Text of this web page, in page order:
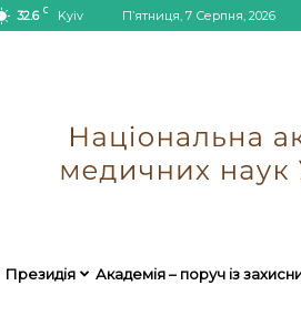
32.6 C Kyiv П’ятниця, 7 Серпня, 2026
Президія Академія – поруч із